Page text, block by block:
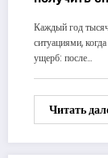
Каждый год
ситуациями,
ущерб: после…
Читать